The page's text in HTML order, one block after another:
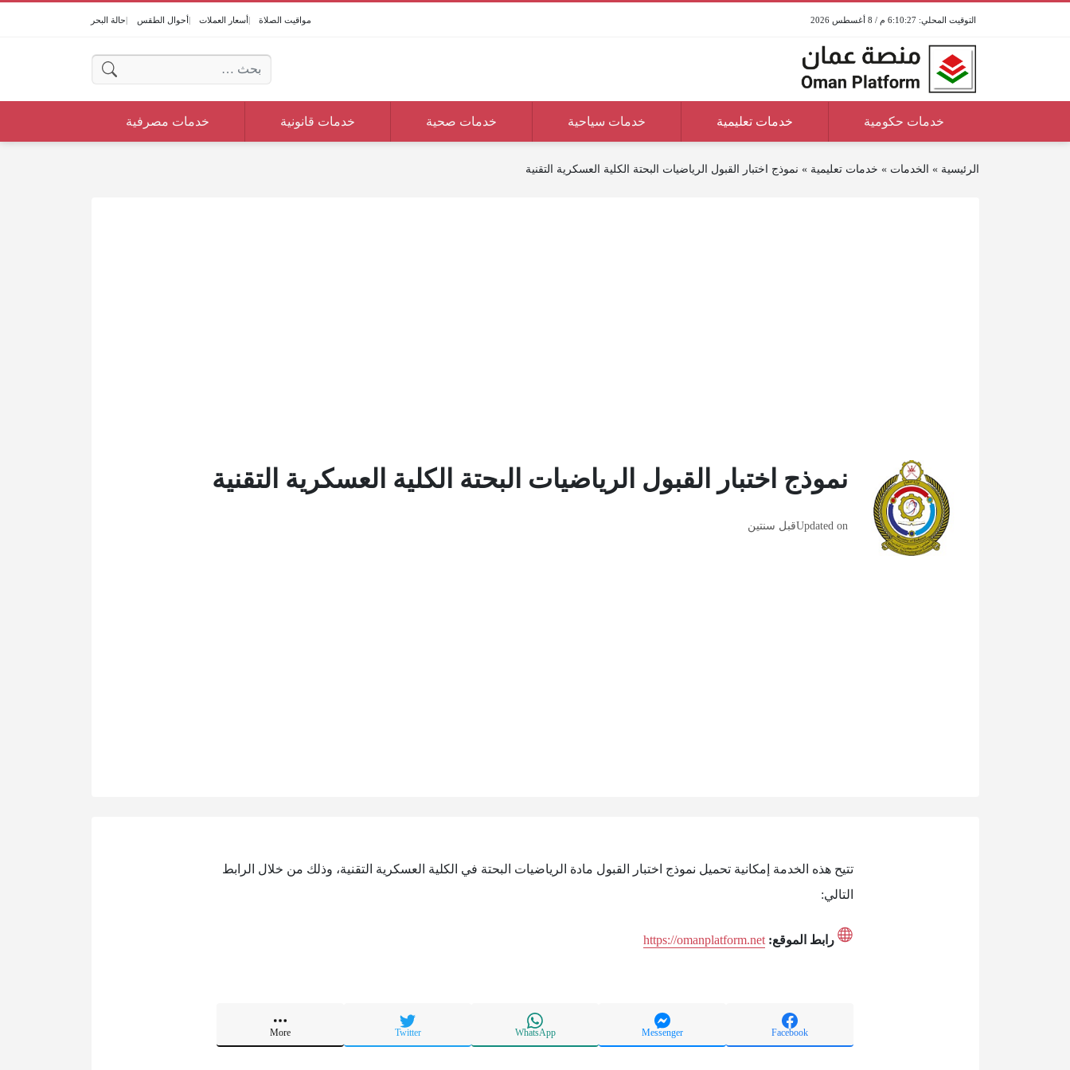
6:10:27 م / 8 أغسطس 2026 مواقيت الصلاة أسعار العملات أحوال الطقس حالة البحر
البحث عن:
خدمات حكومية خدمات تعليمية خدمات سياحية خدمات صحية خدمات قانونية خدمات مصرفية
الرئيسية » الخدمات » خدمات تعليمية » نموذج اختبار القبول الرياضيات البحتة الكلية العسكرية التقنية
نموذج اختبار القبول الرياضيات البحتة الكلية العسكرية التقنية
Updated onقبل سنتين
تتيح هذه الخدمة إمكانية تحميل نموذج اختبار القبول مادة الرياضيات البحتة في الكلية العسكرية التقنية، وذلك من خلال الرابط
التالي:
رابط الموقع: https://omanplatform.net
Facebook
Messenger
WhatsApp
Twitter
More